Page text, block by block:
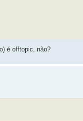
é offtopic, não?